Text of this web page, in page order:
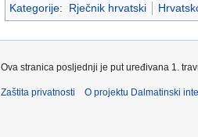
Kategorije: Rječnik hrvatski
Ova stranica posljednji je put uređivana 1.
Zaštita privatnosti O projektu Dalmatinski